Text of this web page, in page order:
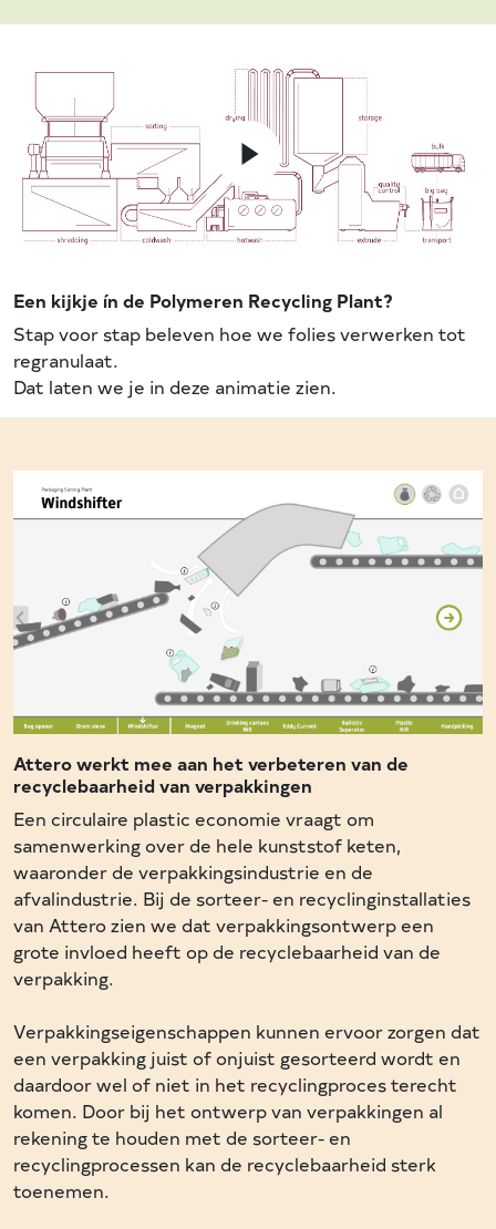
Een kijkje ín de Polymeren Recycling Plant?
Stap voor stap beleven hoe we folies verwerken tot
regranulaat.
Dat laten we je in deze animatie zien.
Attero werkt mee aan het verbeteren van de
recyclebaarheid van verpakkingen
Een circulaire plastic economie vraagt om
samenwerking over de hele kunststof keten,
waaronder de verpakkingsindustrie en de
afvalindustrie. Bij de sorteer- en recyclinginstallaties
van Attero zien we dat verpakkingsontwerp een
grote invloed heeft op de recyclebaarheid van de
verpakking.
Verpakkingseigenschappen kunnen ervoor zorgen dat
een verpakking juist of onjuist gesorteerd wordt en
daardoor wel of niet in het recyclingproces terecht
komen. Door bij het ontwerp van verpakkingen al
rekening te houden met de sorteer- en
recyclingprocessen kan de recyclebaarheid sterk
toenemen.